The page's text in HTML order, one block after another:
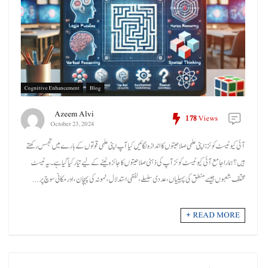
Blog
Cognitive Enhancement
Azeem Alvi
October 23, 2024 178Views
آئی کیو ٹیسٹ کوئز: اپنی علمی صلاحیتوں کا اندازہ لگائیں کیا آپ اپنی علمی قوتوں کے بارے میں تجسس رکھتے
ہیں؟ ہمارا جامع آئی کیو ٹیسٹ کوئز آپ کی ذہنی صلاحیتوں کا جائزہ لینے کے لیے تیار کیا گیا ہے۔ یہ ٹیسٹ
مختلف شعبوں جیسے منطق کی پہیلیاں، عددی سلسلے، لفظی استدلال، نمونہ کی پہچان، اور مکانی سوچ پر ...
READ MORE +